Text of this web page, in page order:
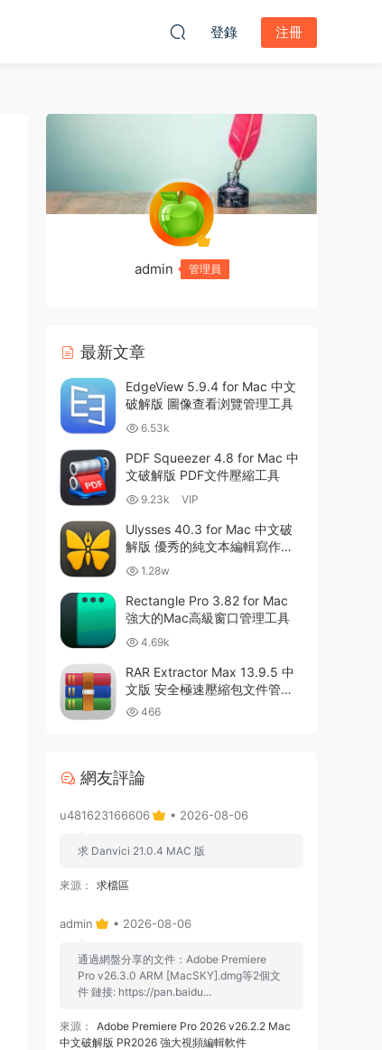
登錄 注冊
admin 管理員
最新文章
EdgeView 5.9.4 for Mac 中文
破解版 圖像查看浏覽管理工具
6.53k
PDF Squeezer 4.8 for Mac 中
文破解版 PDF文件壓縮工具
9.23k VIP
Ulysses 40.3 for Mac 中文破
解版 優秀的純文本編輯寫作軟
件 1.28w
Rectangle Pro 3.82 for Mac
強大的Mac高級窗口管理工具
4.69k
RAR Extractor Max 13.9.5 中
文版 安全極速壓縮包文件管理
器 466
網友評論
u481623166606 • 2026-08-06
求 Danvici 21.0.4 MAC 版
來源： 求檔區
admin • 2026-08-06
通過網盤分享的文件：Adobe Premiere
Pro v26.3.0 ARM [MacSKY].dmg等2個文
件 鏈接: https://pan.baidu...
來源：
Adobe Premiere Pro 2026 v26.2.2 Mac
中文破解版 PR2026 強大視頻編輯軟件